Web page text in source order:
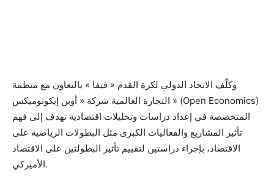
وكلّف الاتحاد الدولي لكرة القدم « فيفا » بالتعاون مع منظمة
التجارة العالمية شركة « أوبن إيكونوميكس » (Open Economics)
المتخصصة في إعداد دراسات وتحليلات اقتصادية تهدف إلى فهم
تأثير المشاريع والفعاليات الكبرى مثل البطولات الرياضية على
الاقتصاد، بإجراء دراستين لتقييم تأثير البطولتين على الاقتصاد
الأميركي.